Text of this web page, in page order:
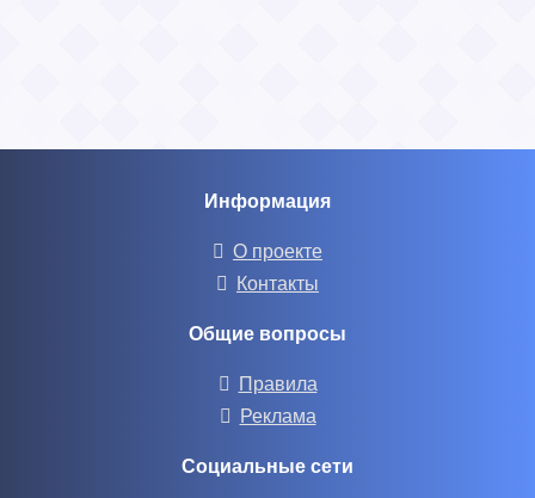
Информация
О проекте
Контакты
Общие вопросы
Правила
Реклама
Социальные сети